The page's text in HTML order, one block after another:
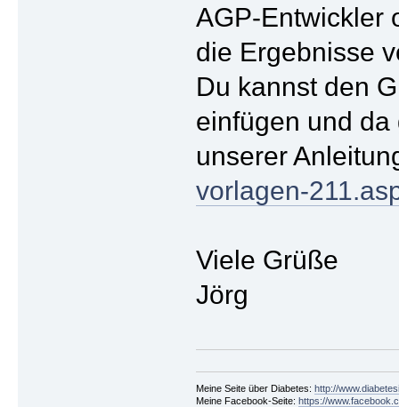
AGP-Entwickler
die Ergebnisse
Du kannst den
einfügen und
unserer
vorlagen-
Viele Grüße
Jörg
Meine Seite über Diabetes: http://
Meine Facebook-Seite: https://